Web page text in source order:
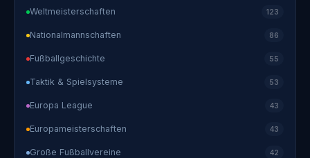
Weltmeisterschaften 123
Nationalmannschaften 86
Fußballgeschichte 55
Taktik & Spielsysteme 53
Europa League 43
Europameisterschaften 43
Große Fußballvereine 42